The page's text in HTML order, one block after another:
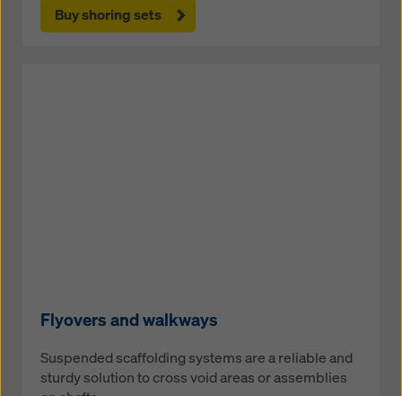
Buy shoring sets
Flyovers and walkways
Suspended scaffolding systems are a reliable and
sturdy solution to cross void areas or assemblies